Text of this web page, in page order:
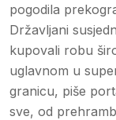
pogodila
Državljani
kupovali robu
uglavnom u
granicu, piše
sve, od